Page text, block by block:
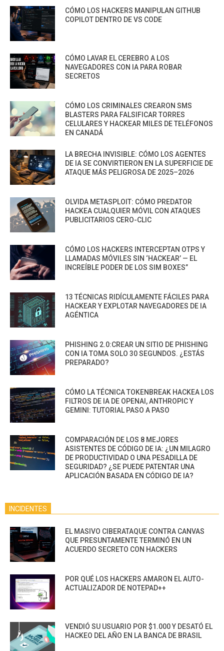
CÓMO LOS HACKERS MANIPULAN GITHUB
COPILOT DENTRO DE VS CODE
CÓMO LAVAR EL CEREBRO A LOS
NAVEGADORES CON IA PARA ROBAR
SECRETOS
CÓMO LOS CRIMINALES CREARON SMS
BLASTERS PARA FALSIFICAR TORRES
CELULARES Y HACKEAR MILES DE TELÉFONOS
EN CANADÁ
LA BRECHA INVISIBLE: CÓMO LOS AGENTES
DE IA SE CONVIRTIERON EN LA SUPERFICIE DE
ATAQUE MÁS PELIGROSA DE 2025–2026
OLVIDA METASPLOIT: CÓMO PREDATOR
HACKEA CUALQUIER MÓVIL CON ATAQUES
PUBLICITARIOS CERO-CLIC
CÓMO LOS HACKERS INTERCEPTAN OTPS Y
LLAMADAS MÓVILES SIN ‘HACKEAR’ — EL
INCREÍBLE PODER DE LOS SIM BOXES”
13 TÉCNICAS RIDÍCULAMENTE FÁCILES PARA
HACKEAR Y EXPLOTAR NAVEGADORES DE IA
AGÉNTICA
PHISHING 2.0:CREAR UN SITIO DE PHISHING
CON IA TOMA SOLO 30 SEGUNDOS. ¿ESTÁS
PREPARADO?
CÓMO LA TÉCNICA TOKENBREAK HACKEA LOS
FILTROS DE IA DE OPENAI, ANTHROPIC Y
GEMINI: TUTORIAL PASO A PASO
COMPARACIÓN DE LOS 8 MEJORES
ASISTENTES DE CÓDIGO DE IA: ¿UN MILAGRO
DE PRODUCTIVIDAD O UNA PESADILLA DE
SEGURIDAD? ¿SE PUEDE PATENTAR UNA
APLICACIÓN BASADA EN CÓDIGO DE IA?
INCIDENTES
EL MASIVO CIBERATAQUE CONTRA CANVAS
QUE PRESUNTAMENTE TERMINÓ EN UN
ACUERDO SECRETO CON HACKERS
POR QUÉ LOS HACKERS AMARON EL AUTO-
ACTUALIZADOR DE NOTEPAD++
VENDIÓ SU USUARIO POR $1.000 Y DESATÓ EL
HACKEO DEL AÑO EN LA BANCA DE BRASIL